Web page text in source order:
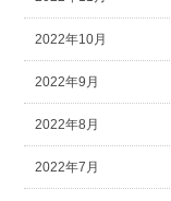
2022年10月
2022年9月
2022年8月
2022年7月